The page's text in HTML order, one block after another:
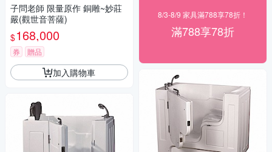
子問老師 限量原作 銅雕~妙莊
嚴(觀世音菩薩)
$168,000
券 贈品
加入購物車
8/3-8/9 家具滿788享78折！
滿788享78折